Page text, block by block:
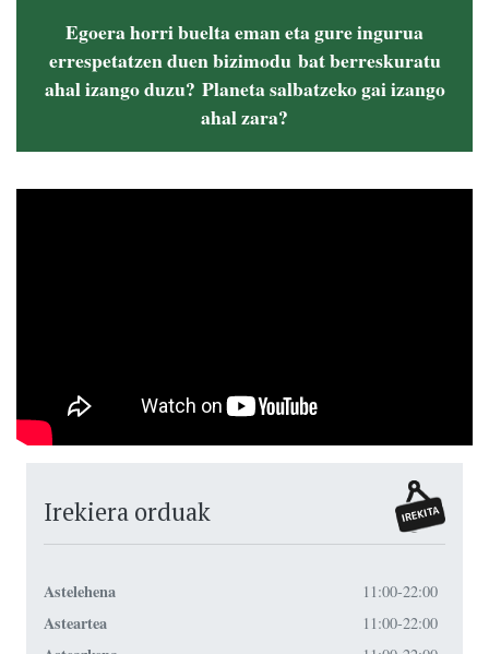
Egoera horri buelta eman eta gure ingurua
errespetatzen duen bizimodu bat berreskuratu
ahal izango duzu? Planeta salbatzeko gai izango
ahal zara?
Irekiera orduak
Astelehena 11:00-22:00
Asteartea 11:00-22:00